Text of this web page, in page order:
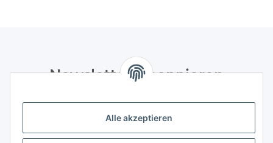
Alle akzeptieren
Newsletter Abonnieren
Bitte senden Sie mir entsprechend Ihrer
regelmäßig und jederzeit widerruflich
Informationen zu Ihrem Produktsortiment per E-Mail zu.